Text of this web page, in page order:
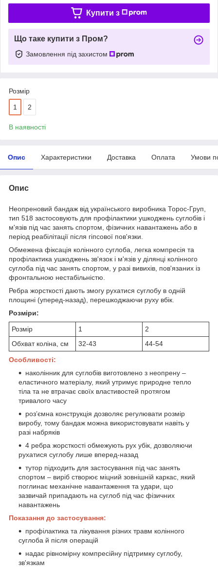
Купити з
Що таке купити з Пром?
Замовлення під захистом
Розмір
1 2
В наявності
Опис Характеристики Доставка Оплата Умови
Опис
Неопреновий бандаж від українського виробника Торос-Груп,
тип 518 застосовують для профілактики ушкоджень суглобів і
м'язів під час занять спортом, фізичних навантажень або в
період реабілітації після гіпсової пов'язки.
Обмежена фіксація колінного суглоба, легка компресія та
профілактика ушкоджень зв'язок і м'язів у ділянці колінного
суглоба під час занять спортом, у разі вивихів, пов'язаних із
фронтальною нестабільністю.
Ребра жорсткості дають змогу рухатися суглобу в одній
площині (уперед-назад), перешкоджаючи руху вбік.
Розміри:
Розмір 1
2
Обхват коліна, см
32-43 44-54
Особливості:
наколінник для суглобів виготовлено з неопрену –
еластичного матеріалу, який утримує природне тепло
тіла та не втрачає своїх властивостей протягом
тривалого часу
роз’ємна конструкція дозволяє регулювати розмір
виробу, тому бандаж можна використовувати навіть у
разі набряків
4 ребра жорсткості обмежують рух убік, дозволяючи
рухатися суглобу лише вперед-назад
тутор підходить для застосування під час занять
спортом – виріб створює міцний зовнішній каркас, який
поглинає механічне навантаження та удари, що
зазвичай припадають на суглоб під час фізичних
навантажень
Показання до застосування:
профілактика та лікування різних травм колінного
суглоба й після операцій
надає рівномірну компресійну підтримку суглобу,
зв'язкам